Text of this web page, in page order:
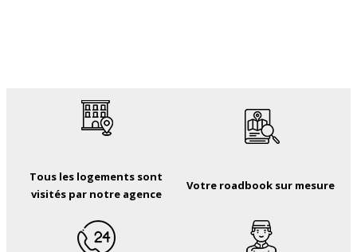
Tous les logements sont
visités par notre agence
Votre roadbook sur mesure